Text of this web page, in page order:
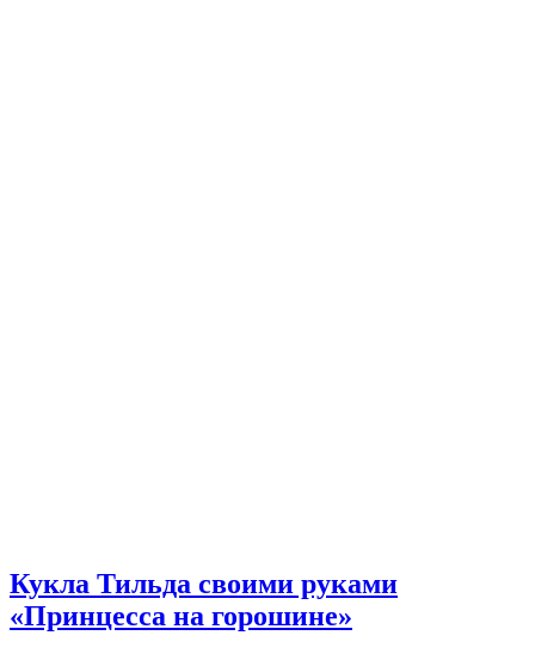
Кукла Тильда своими руками
«Принцесса на горошине»